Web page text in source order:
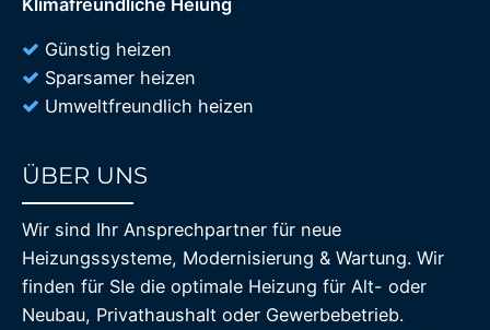
Klimafreundliche Heiung
Günstig heizen
Sparsamer heizen
Umweltfreundlich heizen
ÜBER UNS
Wir sind Ihr Ansprechpartner für neue
Heizungssysteme, Modernisierung & Wartung. Wir
finden für SIe die optimale Heizung für Alt- oder
Neubau, Privathaushalt oder Gewerbebetrieb.